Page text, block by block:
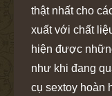
thật nhất cho
xuất với chất
hiện được
như khi đang
cụ sextoy hoàn